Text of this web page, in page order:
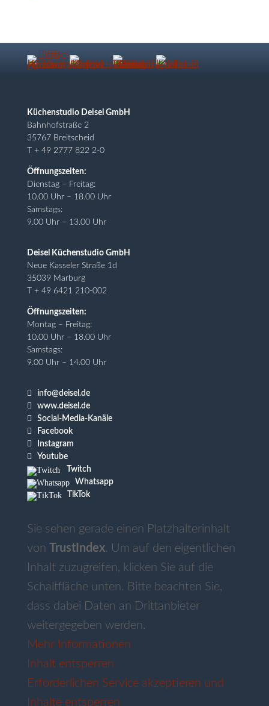
Küchenstudio Deisel GmbH
Bahnhofstraße 2
35767 Breitscheid
T + 49 2777 822 2-0
Öffnungszeiten:
Dienstag – Freitag:
10.00 Uhr – 18.00 Uhr
Samstags:
9.00 Uhr – 13.00 Uhr
Deisel Küchenstudio GmbH
Neue Kasseler Straße 1d
35039 Marburg
T + 49 6421 210-002
Öffnungszeiten:
Montag – Freitag:
10.00 Uhr – 18.00 Uhr
Samstags:
9.00 Uhr – 14.00 Uhr
 info@deisel.de
 www.deisel.de
 Social-Media-Kanäle
 Facebook
 Instagram

Youtube
Twitch
Whatsapp
TikTok
Sie sehen gerade einen Platzhalterinhalt
von TrustIndex. Um auf den eigentlichen
Inhalt zuzugreifen, klicken Sie auf die
Schaltfläche unten. Bitte beachten Sie,
dass dabei Daten an Drittanbieter
weitergegeben werden.
Mehr Informationen
Inhalt entsperren
Erforderlichen Service akzeptieren und
Inhalte entsperren